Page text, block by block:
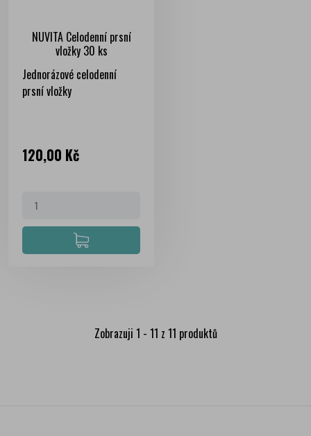
NUVITA Celodenní prsní
vložky 30 ks
Jednorázové celodenní
prsní vložky
Cena
120,00 Kč
Zobrazuji 1 - 11 z 11 produktů